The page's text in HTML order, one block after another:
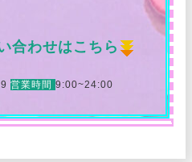
合わせはこちら
営業時間 9:00~24:00